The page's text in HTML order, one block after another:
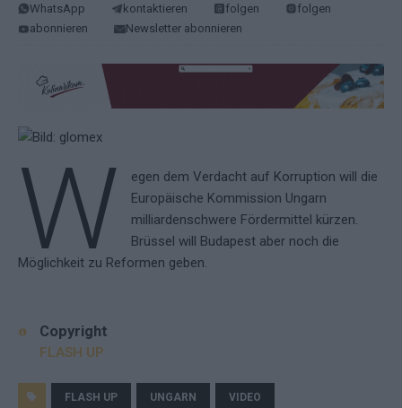
WhatsApp kontaktieren folgen
folgen
abonnieren
Newsletter abonnieren
W
egen dem Verdacht auf Korruption will die
Europäische Kommission Ungarn
milliardenschwere Fördermittel kürzen.
Brüssel will Budapest aber noch die
Möglichkeit zu Reformen geben.
Copyright
FLASH UP
FLASH UP UNGARN VIDEO